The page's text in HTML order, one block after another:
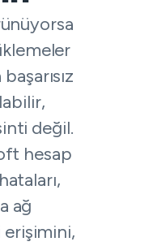
değil.
hesap
ağ
erişimini,